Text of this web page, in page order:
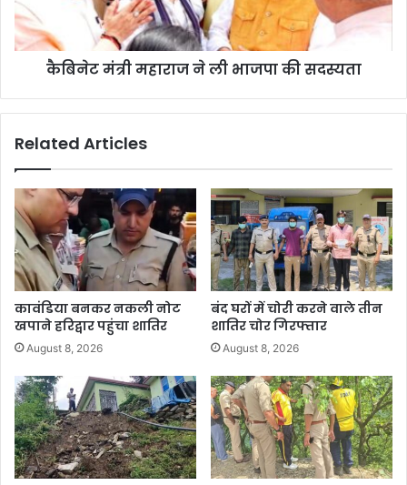
कैबिनेट मंत्री महाराज ने ली भाजपा की सदस्यता
Related Articles
कावंडिया बनकर नकली नोट
खपाने हरिद्वार पहुंचा शातिर
August 8, 2026
बंद घरों में चोरी करने वाले तीन
शातिर चोर गिरफ्तार
August 8, 2026